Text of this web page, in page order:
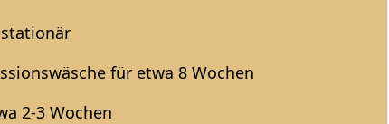
stationär
für etwa 8 Wochen
2-3 Wochen